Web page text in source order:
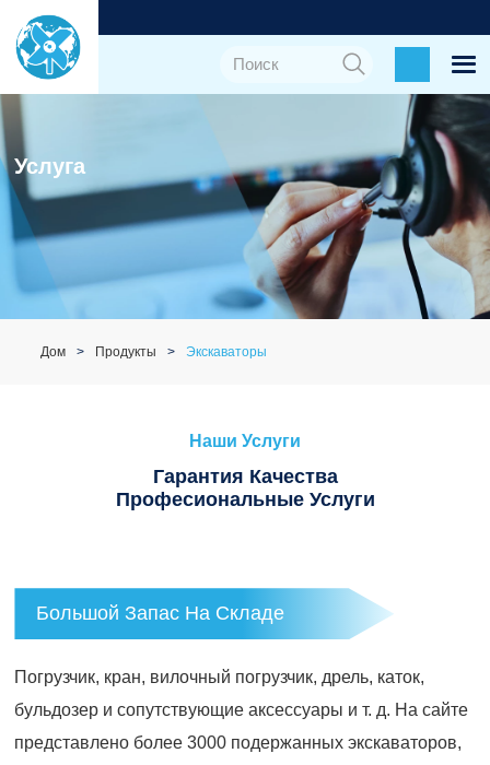
Услуга
Дом Продукты Экскаваторы
Наши Услуги
Гарантия Качества
Професиональные Услуги
Большой Запас На Складе
Погрузчик, кран, вилочный погрузчик, дрель, каток,
бульдозер и сопутствующие аксессуары и т. д. На сайте
представлено более 3000 подержанных экскаваторов,